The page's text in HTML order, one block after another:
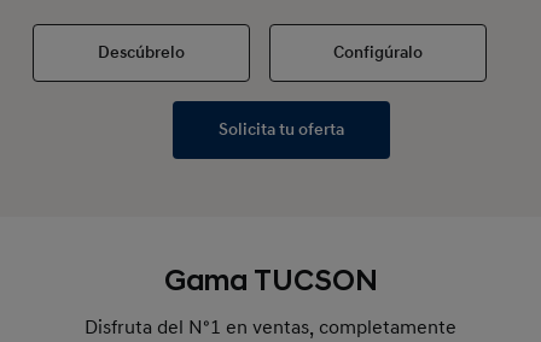
Descúbrelo Configúralo
Solicita tu oferta
Gama TUCSON
Disfruta del Nº1 en ventas, completamente